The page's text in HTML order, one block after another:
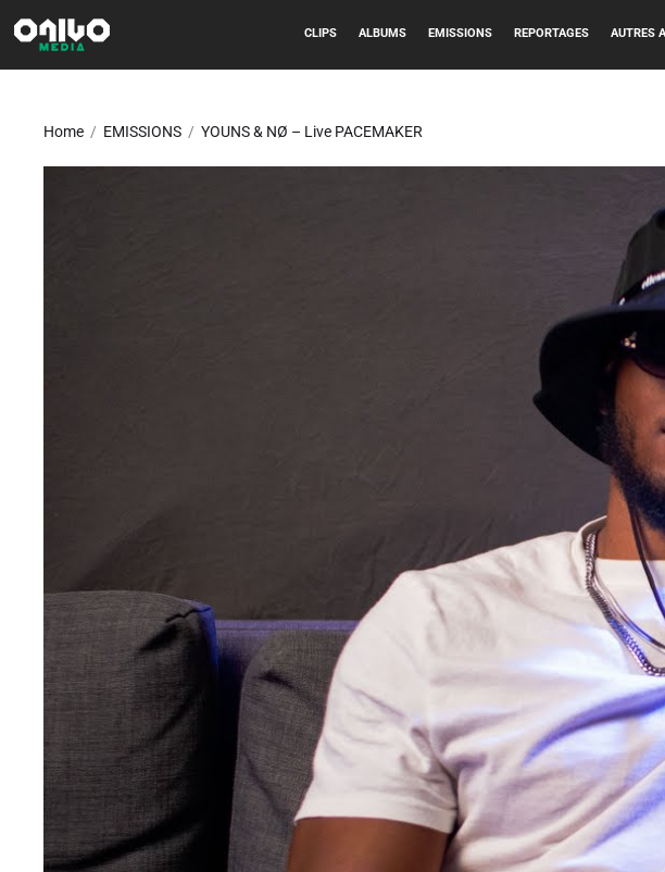
CLIPS ALBUMS EMISSIONS REPORTAGES AUTRES
Home EMISSIONS YOUNS & NØ – Live PACEMAKER